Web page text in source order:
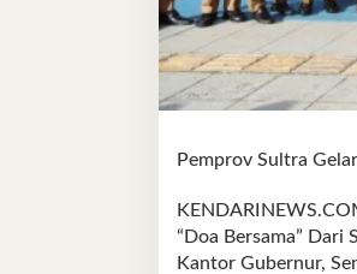
Pemprov Sultra
“Doa Bersama”
Kantor Gubernur,